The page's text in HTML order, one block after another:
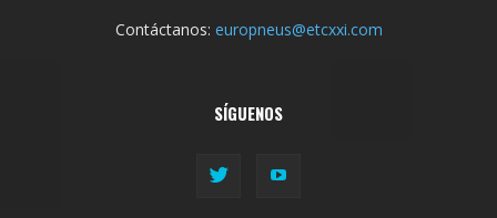
Contáctanos: europneus@etcxxi.com
SÍGUENOS